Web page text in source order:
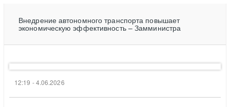
Внедрение автономного транспорта повышает
экономическую эффективность – Замминистра
12:19 - 4.06.2026